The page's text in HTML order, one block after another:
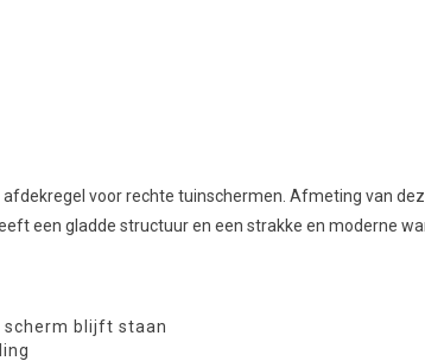
voor rechte tuinschermen. Afmeting van
een gladde structuur en een strakke en moderne
blijft staan